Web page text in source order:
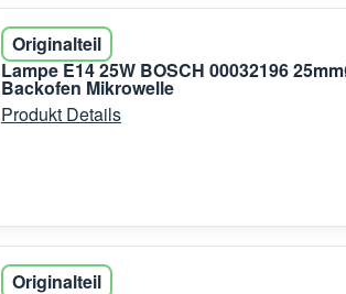
Originalteil
Lampe E14 25W BOSCH 00032196
Backofen Mikrowelle
Produkt Details
Originalteil